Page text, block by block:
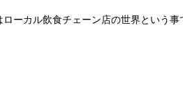
ーカル飲食チェーン店の世界という